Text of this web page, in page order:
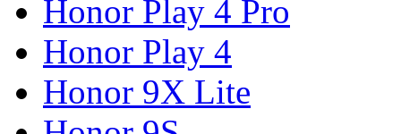
Honor Play 4 Pro
Honor Play 4
Honor 9X Lite